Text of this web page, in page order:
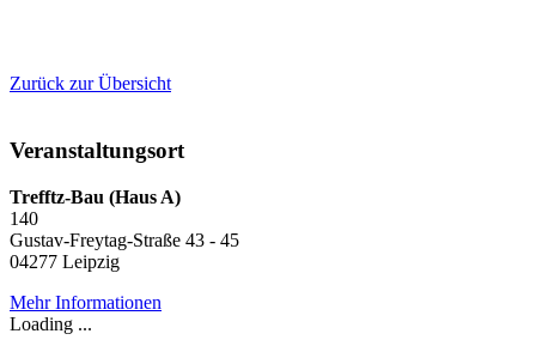
Zurück zur Übersicht
Veranstaltungsort
Trefftz-Bau (Haus A)
140
Gustav-Freytag-Straße 43 - 45
04277 Leipzig
Mehr Informationen
Loading ...